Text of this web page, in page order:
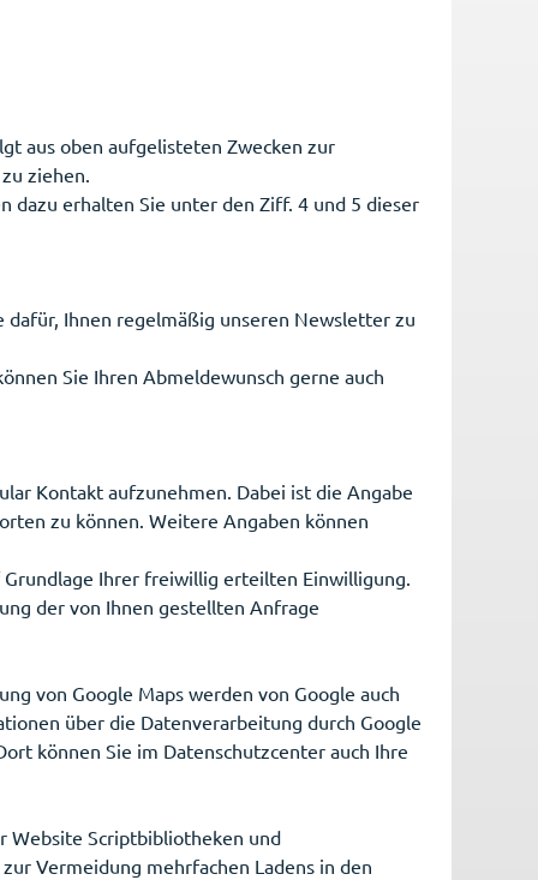
aus oben aufgelisteten Zwecken zur
ziehen.
dazu erhalten Sie unter den Ziff. 4 und 5 dieser
dafür, Ihnen regelmäßig unseren Newsletter zu
Sie Ihren Abmeldewunsch gerne auch
Kontakt aufzunehmen. Dabei ist die Angabe
zu können. Weitere Angaben können
Ihrer freiwillig erteilten Einwilligung.
der von Ihnen gestellten Anfrage
von Google Maps werden von Google auch
über die Datenverarbeitung durch Google
können Sie im Datenschutzcenter auch Ihre
Website Scriptbibliotheken und
Vermeidung mehrfachen Ladens in den